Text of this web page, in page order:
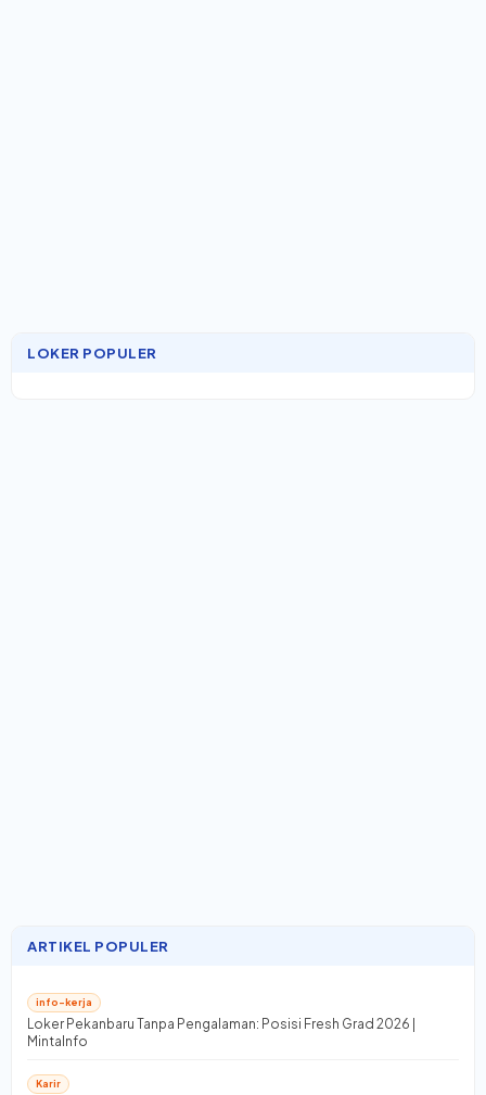
LOKER POPULER
ARTIKEL POPULER
info-kerja
Loker Pekanbaru Tanpa Pengalaman: Posisi Fresh Grad 2026 |
MintaInfo
Karir